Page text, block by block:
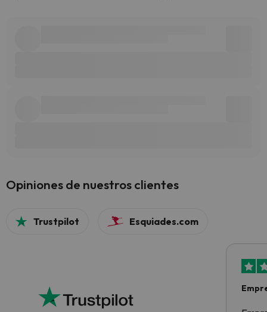
Opiniones de nuestros clientes
Trustpilot Esquiades.com